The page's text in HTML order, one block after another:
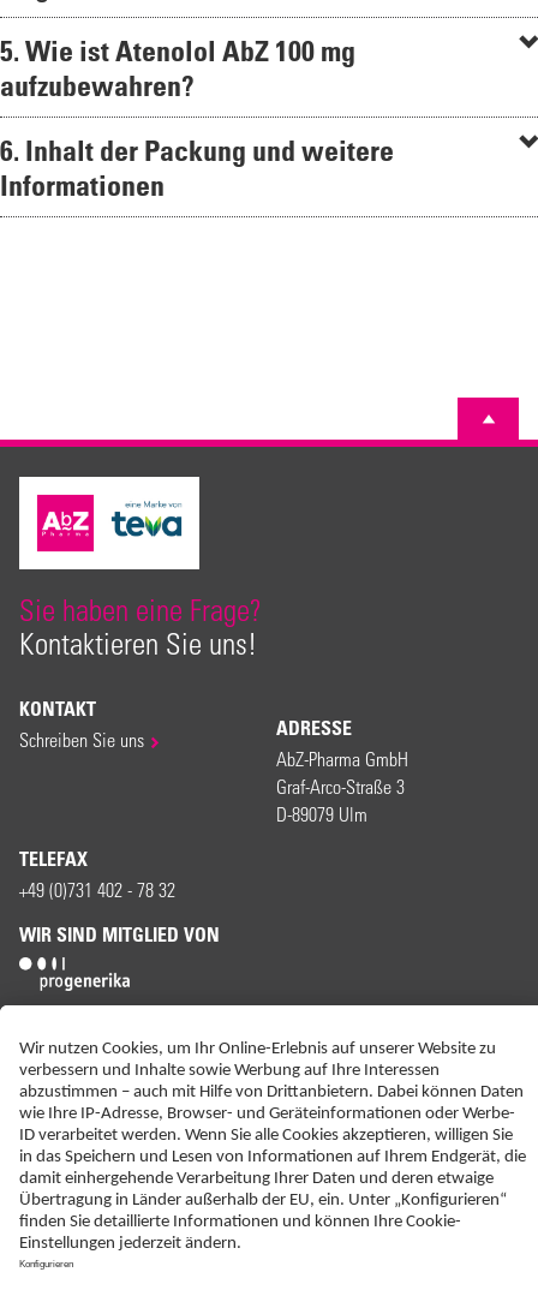
5. Wie ist Atenolol AbZ 100 mg
aufzubewahren?
6. Inhalt der Packung und weitere
Informationen
Sie haben eine Frage?
Kontaktieren Sie uns!
KONTAKT
Schreiben Sie uns ADRESSE
AbZ-Pharma GmbH
Graf-Arco-Straße 3
D-89079 Ulm
TELEFAX
+49 (0)731 402 - 78 32
WIR SIND MITGLIED VON
ERKLÄRUNG ZUR BARRIEREFREIHEIT
IMPRESSUM
KONTAKT
NEBENWIRKUNGSANZEIGEN
LIEFER-AGB